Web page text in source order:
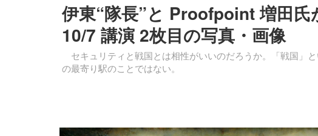
伊東“隊長”と Proofpoint 増田氏
10/7 講演 2枚目の写真・画像
セキュリティと戦国とは相性がいいのだろうか。「戦国」
の最寄り駅のことではない。